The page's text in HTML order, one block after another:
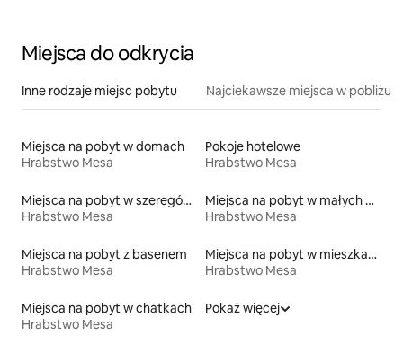
Miejsca do odkrycia
Inne rodzaje miejsc pobytu Najciekawsze miejsca w pobliżu
Miejsca na pobyt w domach
Hrabstwo Mesa
Pokoje hotelowe
Hrabstwo Mesa
Miejsca na pobyt w szeregówkach
Hrabstwo Mesa
Miejsca na pobyt w małych domkach
Hrabstwo Mesa
Miejsca na pobyt z basenem
Hrabstwo Mesa
Miejsca na pobyt w mieszkaniach typu condo
Hrabstwo Mesa
Miejsca na pobyt w chatkach
Hrabstwo Mesa
Pokaż więcej